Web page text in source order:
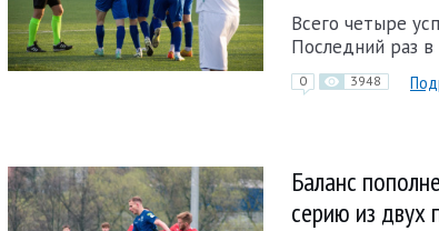
Всего четыре
Последний раз в
0 3948
Баланс
серию из двух